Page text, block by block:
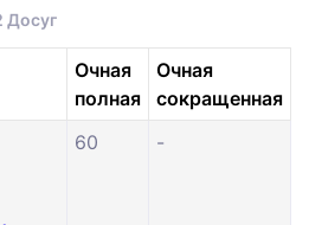
Досуг
Очная
полная
Очная
сокращенная
60 -